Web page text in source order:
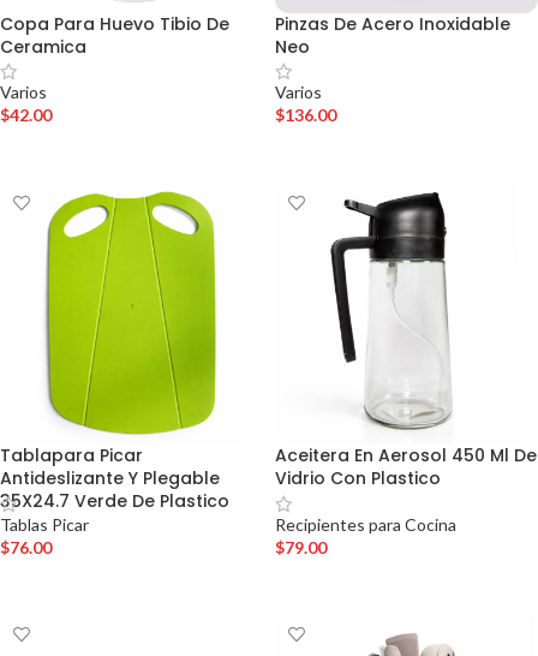
Copa Para Huevo Tibio De
Ceramica
Varios
$42.00
Pinzas De Acero Inoxidable
Neo
Varios
$136.00
Tablapara Picar
Antideslizante Y Plegable
35X24.7 Verde De Plastico
Tablas Picar
$76.00
Aceitera En Aerosol 450 Ml De
Vidrio Con Plastico
Recipientes para Cocina
$79.00